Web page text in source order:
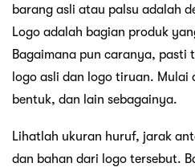
barang asli atau palsu adalah
Logo adalah bagian produk
Bagaimana pun caranya, pasti
logo asli dan logo tiruan.
bentuk, dan lain sebagainya.
Lihatlah ukuran huruf, jarak
dan bahan dari logo tersebut.